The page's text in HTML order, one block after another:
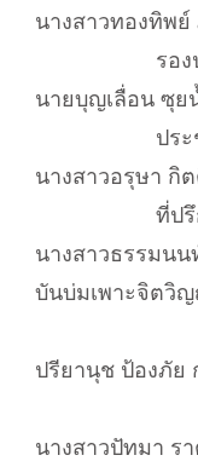
นางสาวทองทิพย์
รอง
นายบุญเลื่อน ซุย
ประชาสั
นางสาวอรุษา กิ
ที่ป
นางสาวธรรมน
บันบ่มเพาะจิตวิ
ปรียานุช ป้องภัย
นางสาวปัทมา ร